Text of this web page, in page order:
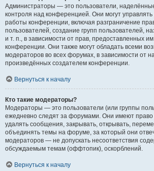
Администраторы — это пользователи,
контроля над конференцией. Они могут управлять
работы конференции, включая разграничение
пользователей, создание групп пользователей,
и т. п., в зависимости от прав, предоставленных
конференции. Они также могут обладать всеми
модераторов во всех форумах, в зависимости от
произведённых создателем конференции.
Вернуться к началу
Кто такие модераторы?
Модераторы — это пользователи (или группы
ежедневно следят за форумами. Они имеют право
удалять сообщения, закрывать, открывать,
объединять темы на форуме, за который они
модераторов — не допускать несоответствия
обсуждаемым темам (оффтопик), оскорблений.
Вернуться к началу